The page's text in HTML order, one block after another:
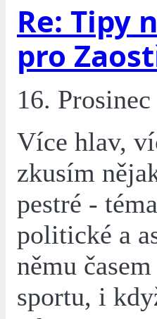
Re: Tipy
pro
16.
Více hlav,
zkusím
pestré -
politické a
němu
sportu, i